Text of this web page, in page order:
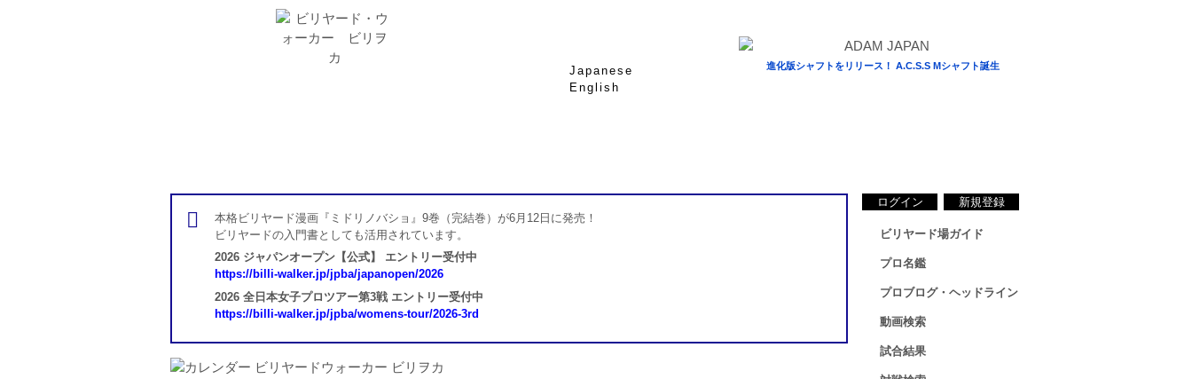
Japanese
English
進化版シャフトをリリース！ A.C.S.S Mシャフト誕生
本格ビリヤード漫画『ミドリノバショ』9巻（完結巻）が6月12日に発売！
ビリヤードの入門書としても活用されています。
2026 ジャパンオープン【公式】 エントリー受付中
https://billi-walker.jp/jpba/japanopen/2026
2026 全日本女子プロツアー第3戦 エントリー受付中
https://billi-walker.jp/jpba/womens-tour/2026-3rd
ログイン 新規登録
ビリヤード場ガイド
プロ名鑑
プロブログ・ヘッドライン
動画検索
試合結果